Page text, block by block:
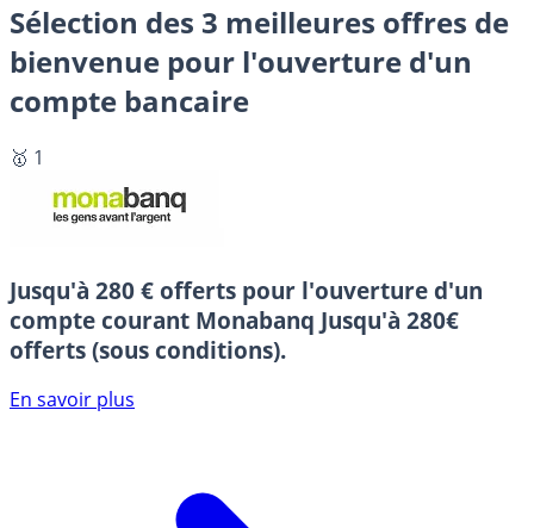
Sélection des 3 meilleures offres de
bienvenue pour l'ouverture d'un
compte bancaire
🥇 1
Jusqu'à 280 € offerts pour l'ouverture d'un
compte courant Monabanq Jusqu'à 280€
offerts (sous conditions).
En savoir plus